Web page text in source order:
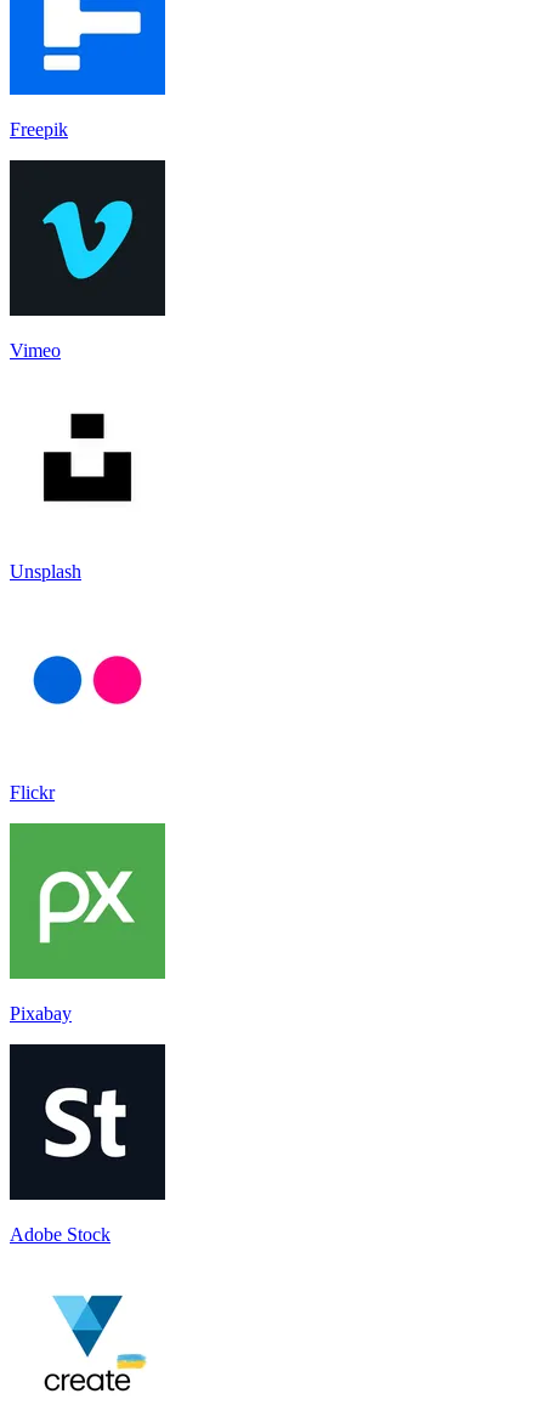
Freepik
Vimeo
Unsplash
Flickr
Pixabay
Adobe Stock